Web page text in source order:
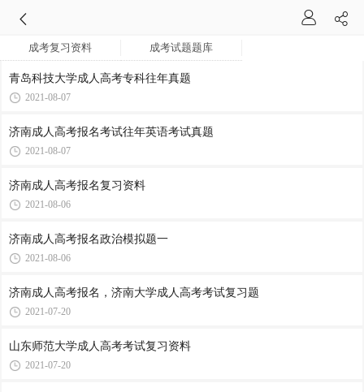
成考复习资料 成考试题题库
青岛科技大学成人高考专科往年真题
2021-08-07
济南成人高考报名考试往年英语考试真题
2021-08-07
济南成人高考报名复习资料
2021-08-06
济南成人高考报名政治模拟题一
2021-08-06
济南成人高考报名，济南大学成人高考考试复习题
2021-07-20
山东师范大学成人高考考试复习资料
2021-07-20